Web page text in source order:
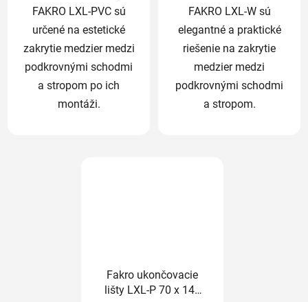
FAKRO LXL-PVC sú
určené na estetické
zakrytie medzier medzi
podkrovnými schodmi
a stropom po ich
montáži.
FAKRO LXL-W sú
elegantné a praktické
riešenie na zakrytie
medzier medzi
podkrovnými schodmi
a stropom.
Fakro ukončovacie
lišty LXL-P 70 x 140